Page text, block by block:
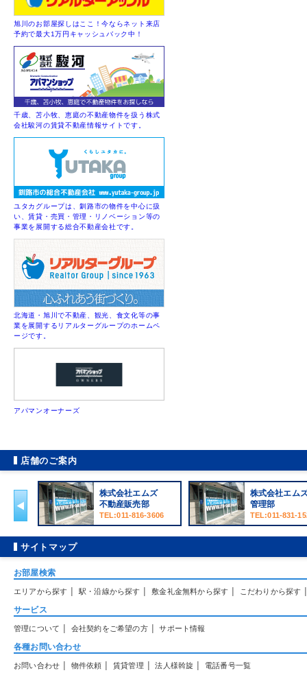
旭川のお部屋探しはここ！今ならネット来店
予約で最大1万円キャッシュバック中！
千歳、苫小牧、恵庭の不動産物件を扱う株式
会社駿河の賃貸不動産情報サイトです。
ユタカグループは、釧路市の物件を中心に扱
い、賃貸・売買・管理・リノベーション等の
事業を展開する総合不動産会社です。
北海道・旭川で不動産、観光、食文化等の事
業を展開するリアルターグループのホームペ
ージです。
アパマンオーナーズ
店舗のご案内
プ
株式会社エムズ
不動産販売部
TEL:011-816-3606
株式会社エム
管理部
TEL:011-831-
サイトマップ
お部屋検索
エリアから探す | 駅・沿線から探す | 敷金礼金無料から探す | こだわりから探す |
サービス
管理について | 会社契約をご希望の方| サポート情報
各種お問い合わせ
お問い合わせ | 物件依頼 | 賃貸管理 | 法人様斡旋 | 電話番号一覧